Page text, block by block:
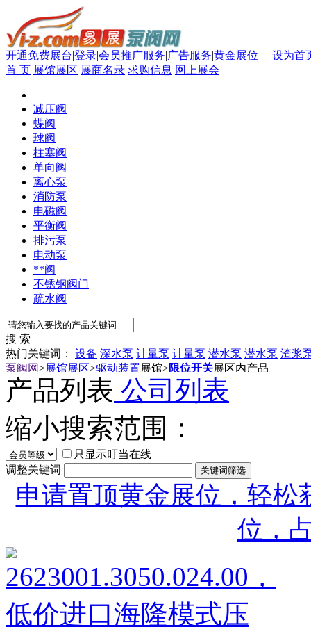
开通免费展台|登录|会员推广服务|广告服务|黄金展位
设为首
首 页 展馆展区 展商名录 求购信息 网上展会
减压阀
蝶阀
球阀
柱塞阀
单向阀
离心泵
消防泵
电磁阀
平衡阀
排污泵
电动泵
**阀
不锈钢阀门
疏水阀
搜 索
热门关键词： 设备 深水泵 计量泵 计量泵 潜水泵 潜水泵 渣浆
泵阀网>展馆展区>驱动装置展馆>限位开关展区内产品
产品列表 公司列表
缩小搜索范围：
只显示叮当在线
调整关键词
申请置顶黄金展位，轻松
位，